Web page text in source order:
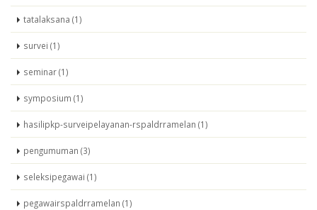
tatalaksana (1)
survei (1)
seminar (1)
symposium (1)
hasilipkp-surveipelayanan-rspaldrramelan (1)
pengumuman (3)
seleksipegawai (1)
pegawairspaldrramelan (1)